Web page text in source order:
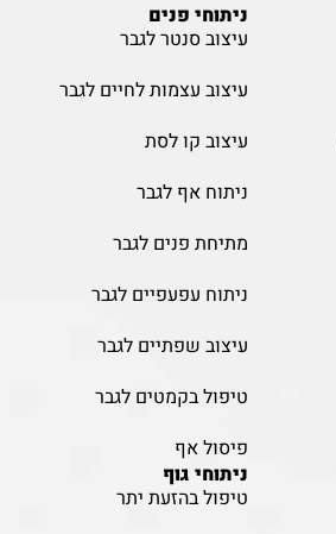
ניתוחי פנים
עיצוב סנטר לגבר
עיצוב עצמות לחיים לגבר
עיצוב קו לסת
ניתוח אף לגבר
מתיחת פנים לגבר
ניתוח עפעפיים לגבר
עיצוב שפתיים לגבר
טיפול בקמטים לגבר
פיסול אף
ניתוחי גוף
טיפול בהזעת יתר